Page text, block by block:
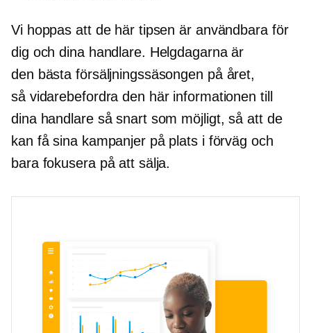
Vi hoppas att de här tipsen är användbara för
dig och dina handlare. Helgdagarna är
den bästa försäljningssäsongen på året,
så vidarebefordra den här informationen till
dina handlare så snart som möjligt, så att de
kan få sina kampanjer på plats i förväg och
bara fokusera på att sälja.